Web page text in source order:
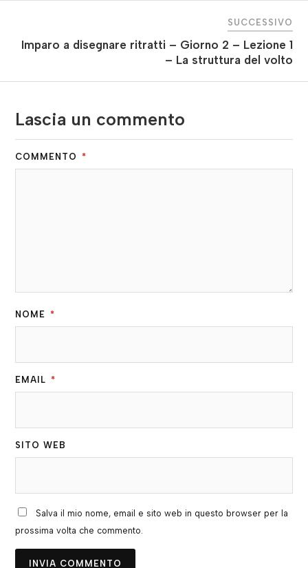
SUCCESSIVO
Imparo a disegnare ritratti – Giorno 2 – Lezione 1
– La struttura del volto
Lascia un commento
COMMENTO *
NOME *
EMAIL *
SITO WEB
Salva il mio nome, email e sito web in questo browser per la
prossima volta che commento.